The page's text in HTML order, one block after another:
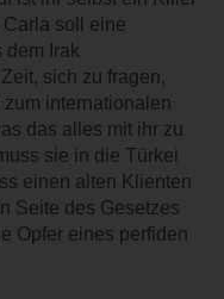
soll eine
dem Irak
sich zu fragen,
internationalen
das alles mit ihr zu
sie in die Türkei
einen alten Klienten
Seite des Gesetzes
Opfer eines perfiden